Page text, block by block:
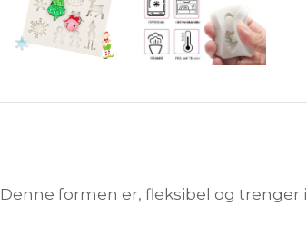
Denne formen er, fleksibel og